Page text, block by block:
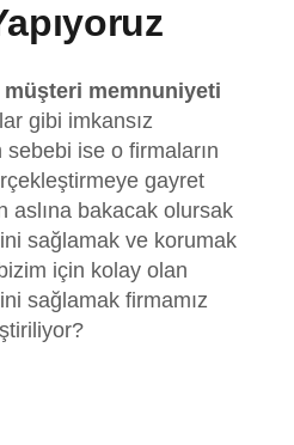
memnuniyeti
gibi imkansız
ise o firmaların
gayret
aslına bakacak olursak
sağlamak ve korumak
için kolay olan
sağlamak firmamız